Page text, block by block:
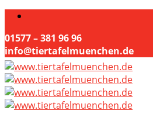
01577 – 381 96 96
info@tiertafelmuenchen.de